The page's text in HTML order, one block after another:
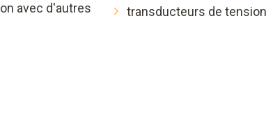
avec d'autres
transducteurs de